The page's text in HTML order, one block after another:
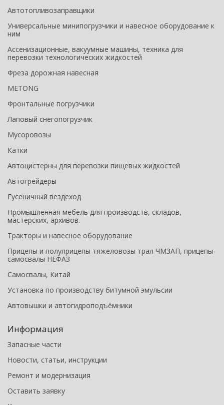
Автотопливозаправщики
Универсальные минипогрузчики и навесное оборудование к
ним
Ассенизационные, вакуумные машины, техника для
перевозки технологических жидкостей
Фреза дорожная навесная
METONG
Фронтальные погрузчики
Лаповый снегопогрузчик
Мусоровозы
Катки
Автоцистерны для перевозки пищевых жидкостей
Автогрейдеры
Гусеничный вездеход
Промышленная мебель для производств, складов,
мастерских, архивов.
Тракторы и навесное оборудование
Прицепы и полуприцепы тяжеловозы трал ЧМЗАП, прицепы-
самосвалы НЕФАЗ
Самосвалы, Китай
Установка по производству битумной эмульсии
Автовышки и автогидроподъёмники
Информация
Запасные части
Новости, статьи, инструкции
Ремонт и модернизация
Оставить заявку